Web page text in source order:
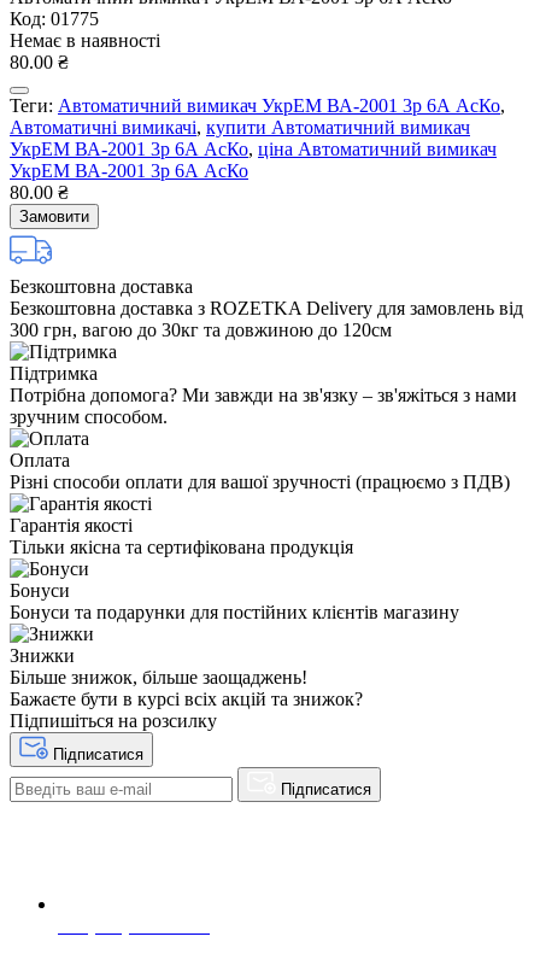
Код: 01775
Немає в наявності
80.00 ₴
Теги: Автоматичний вимикач УкрЕМ ВА-2001 3р 6А АсКо,
Автоматичні вимикачі, купити Автоматичний вимикач
УкрЕМ ВА-2001 3р 6А АсКо, ціна Автоматичний вимикач
УкрЕМ ВА-2001 3р 6А АсКо
80.00 ₴
Замовити
Безкоштовна доставка
Безкоштовна доставка з ROZETKA Delivery для замовлень від
300 грн, вагою до 30кг та довжиною до 120см
Підтримка
Потрібна допомога? Ми завжди на зв'язку – зв'яжіться з нами
зручним способом.
Оплата
Різні способи оплати для вашої зручності (працюємо з ПДВ)
Гарантія якості
Тільки якісна та сертифікована продукція
Бонуси
Бонуси та подарунки для постійних клієнтів магазину
Знижки
Більше знижок, більше заощаджень!
Бажаєте бути в курсі всіх акцій та знижок?
Підпишіться на розсилку
Підписатися
Підписатися